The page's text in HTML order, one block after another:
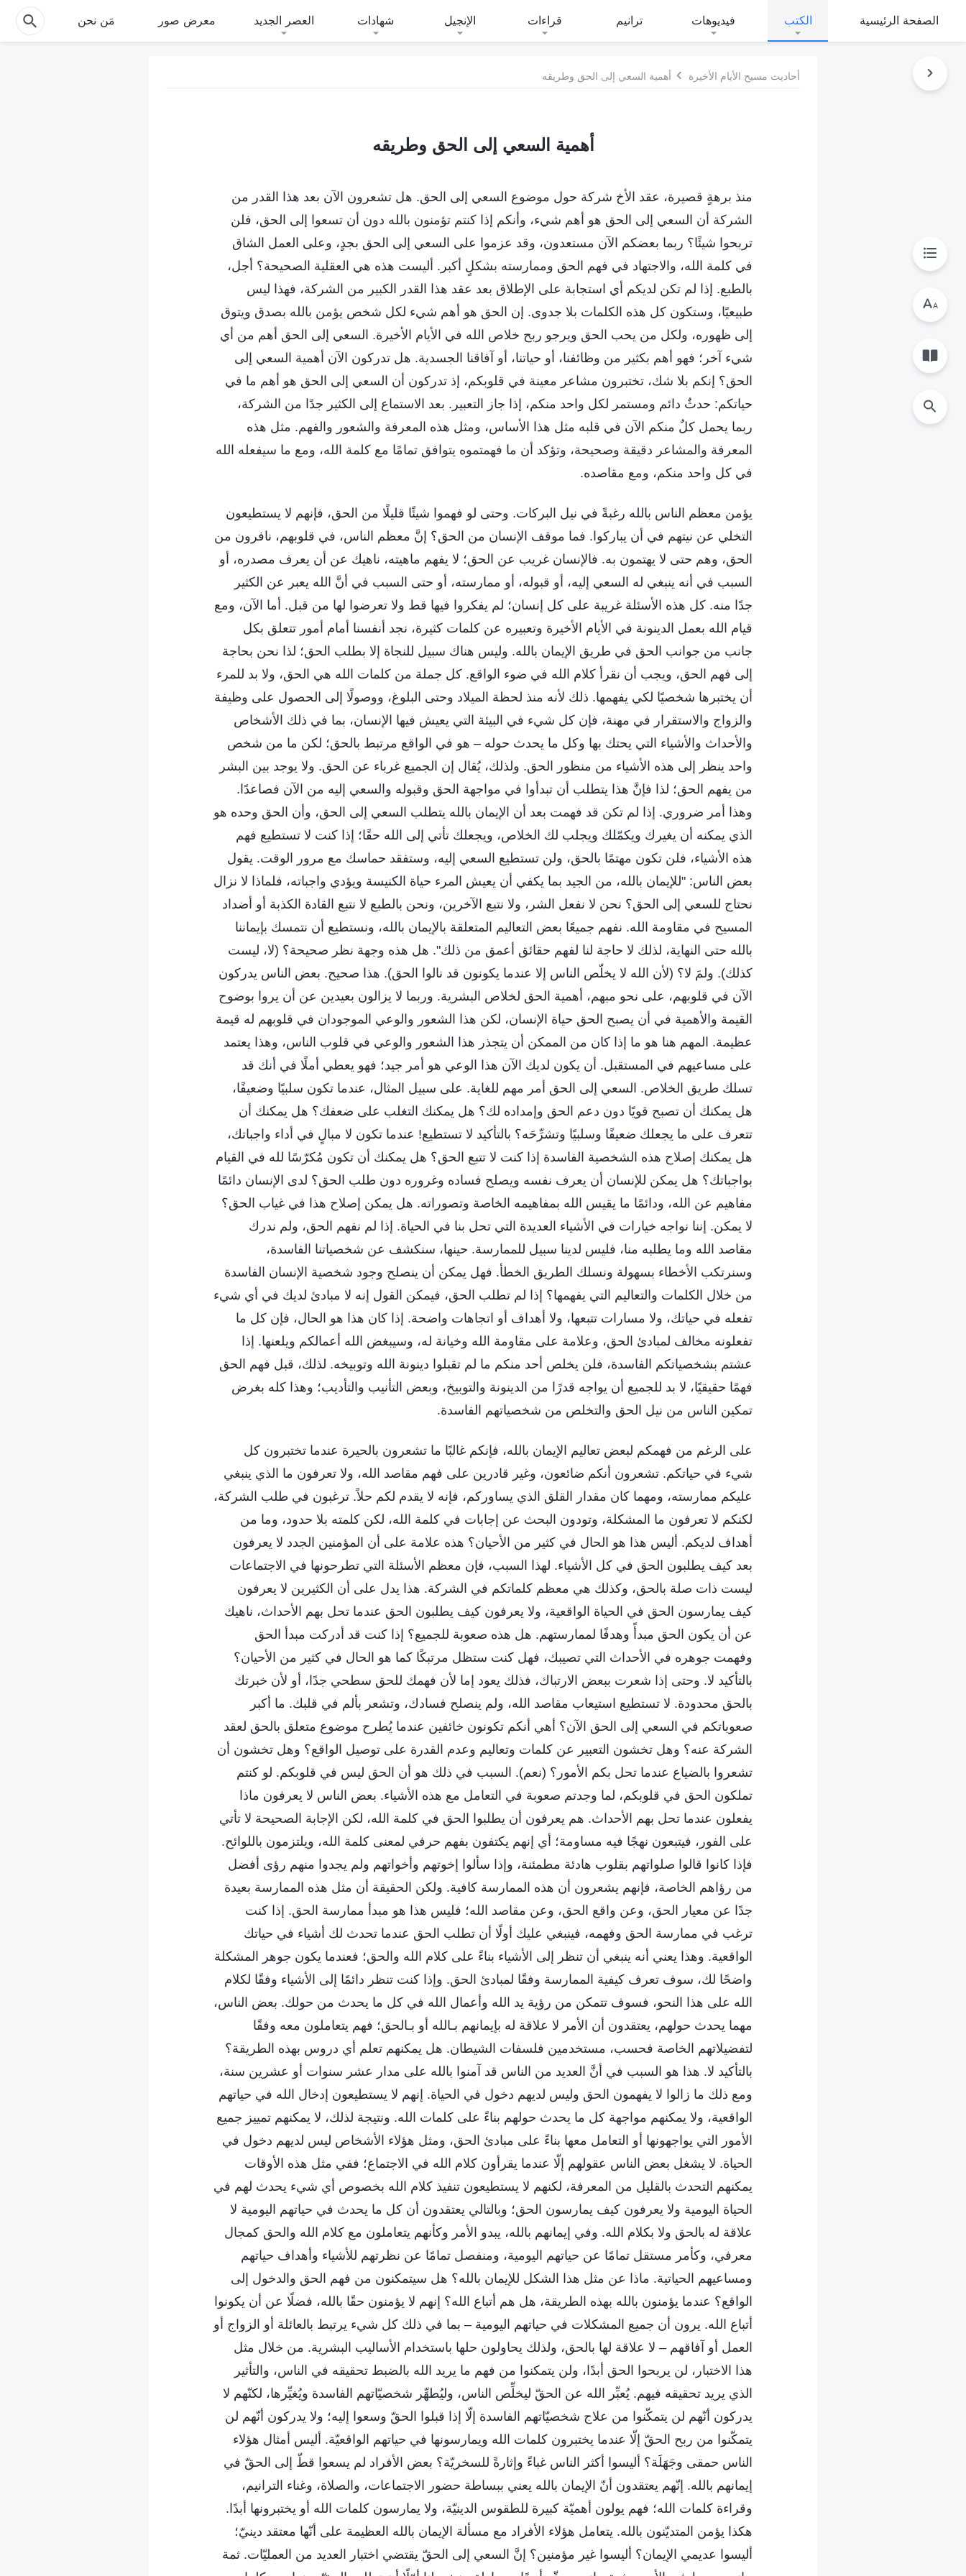
الصفحة الرئيسية الكتب فيديوهات ترانيم قراءات الإنجيل شهادات العصر الجديد معرض صور مَن نحن
أحاديث مسيح الأيام الأخيرة أهمية السعي إلى الحق وطريقه
أهمية السعي إلى الحق وطريقه
منذ برهةٍ قصيرة، عقد الأخ شركة حول موضوع السعي إلى الحق. هل تشعرون الآن بعد هذا القدر من
الشركة أن السعي إلى الحق هو أهم شيء، وأنكم إذا كنتم تؤمنون بالله دون أن تسعوا إلى الحق، فلن
تربحوا شيئًا؟ ربما بعضكم الآن مستعدون، وقد عزموا على السعي إلى الحق بجدٍ، وعلى العمل الشاق
في كلمة الله، والاجتهاد في فهم الحق وممارسته بشكلٍ أكبر. أليست هذه هي العقلية الصحيحة؟ أجل،
بالطبع. إذا لم تكن لديكم أي استجابة على الإطلاق بعد عقد هذا القدر الكبير من الشركة، فهذا ليس
طبيعيًا، وستكون كل هذه الكلمات بلا جدوى. إن الحق هو أهم شيء لكل شخص يؤمن بالله بصدق ويتوق
إلى ظهوره، ولكل من يحب الحق ويرجو ربح خلاص الله في الأيام الأخيرة. السعي إلى الحق أهم من أي
شيء آخر؛ فهو أهم بكثير من وظائفنا، أو حياتنا، أو آفاقنا الجسدية. هل تدركون الآن أهمية السعي إلى
الحق؟ إنكم بلا شك، تختبرون مشاعر معينة في قلوبكم، إذ تدركون أن السعي إلى الحق هو أهم ما في
حياتكم: حدثٌ دائم ومستمر لكل واحد منكم، إذا جاز التعبير. بعد الاستماع إلى الكثير جدًا من الشركة،
ربما يحمل كلٌ منكم الآن في قلبه مثل هذا الأساس، ومثل هذه المعرفة والشعور والفهم. مثل هذه
المعرفة والمشاعر دقيقة وصحيحة، وتؤكد أن ما فهمتموه يتوافق تمامًا مع كلمة الله، ومع ما سيفعله الله
في كل واحد منكم، ومع مقاصده.
يؤمن معظم الناس بالله رغبةً في نيل البركات. وحتى لو فهموا شيئًا قليلًا من الحق، فإنهم لا يستطيعون
التخلي عن نيتهم في أن يباركوا. فما موقف الإنسان من الحق؟ إنَّ معظم الناس، في قلوبهم، نافرون من
الحق، وهم حتى لا يهتمون به. فالإنسان غريب عن الحق؛ لا يفهم ماهيته، ناهيك عن أن يعرف مصدره، أو
السبب في أنه ينبغي له السعي إليه، أو قبوله، أو ممارسته، أو حتى السبب في أنَّ الله يعبر عن الكثير
جدًا منه. كل هذه الأسئلة غريبة على كل إنسان؛ لم يفكروا فيها قط ولا تعرضوا لها من قبل. أما الآن، ومع
قيام الله بعمل الدينونة في الأيام الأخيرة وتعبيره عن كلمات كثيرة، نجد أنفسنا أمام أمور تتعلق بكل
جانب من جوانب الحق في طريق الإيمان بالله. وليس هناك سبيل للنجاة إلا بطلب الحق؛ لذا نحن بحاجة
إلى فهم الحق، ويجب أن نقرأ كلام الله في ضوء الواقع. كل جملة من كلمات الله هي الحق، ولا بد للمرء
أن يختبرها شخصيًا لكي يفهمها. ذلك لأنه منذ لحظة الميلاد وحتى البلوغ، ووصولًا إلى الحصول على وظيفة
والزواج والاستقرار في مهنة، فإن كل شيء في البيئة التي يعيش فيها الإنسان، بما في ذلك الأشخاص
والأحداث والأشياء التي يحتك بها وكل ما يحدث حوله – هو في الواقع مرتبط بالحق؛ لكن ما من شخص
واحد ينظر إلى هذه الأشياء من منظور الحق. ولذلك، يُقال إن الجميع غرباء عن الحق. ولا يوجد بين البشر
من يفهم الحق؛ لذا فإنَّ هذا يتطلب أن تبدأوا في مواجهة الحق وقبوله والسعي إليه من الآن فصاعدًا.
وهذا أمر ضروري. إذا لم تكن قد فهمت بعد أن الإيمان بالله يتطلب السعي إلى الحق، وأن الحق وحده هو
الذي يمكنه أن يغيرك ويكمّلك ويجلب لك الخلاص، ويجعلك تأتي إلى الله حقًا؛ إذا كنت لا تستطيع فهم
هذه الأشياء، فلن تكون مهتمًا بالحق، ولن تستطيع السعي إليه، وستفقد حماسك مع مرور الوقت. يقول
بعض الناس: "للإيمان بالله، من الجيد بما يكفي أن يعيش المرء حياة الكنيسة ويؤدي واجباته، فلماذا لا نزال
نحتاج للسعي إلى الحق؟ نحن لا نفعل الشر، ولا نتبع الآخرين، ونحن بالطبع لا نتبع القادة الكذبة أو أضداد
المسيح في مقاومة الله. نفهم جميعًا بعض التعاليم المتعلقة بالإيمان بالله، ونستطيع أن نتمسك بإيماننا
بالله حتى النهاية، لذلك لا حاجة لنا لفهم حقائق أعمق من ذلك". هل هذه وجهة نظر صحيحة؟ (لا، ليست
كذلك). ولمَ لا؟ (لأن الله لا يخلّص الناس إلا عندما يكونون قد نالوا الحق). هذا صحيح. بعض الناس يدركون
الآن في قلوبهم، على نحو مبهم، أهمية الحق لخلاص البشرية. وربما لا يزالون بعيدين عن أن يروا بوضوح
القيمة والأهمية في أن يصبح الحق حياة الإنسان، لكن هذا الشعور والوعي الموجودان في قلوبهم له قيمة
عظيمة. المهم هنا هو ما إذا كان من الممكن أن يتجذر هذا الشعور والوعي في قلوب الناس، وهذا يعتمد
على مساعيهم في المستقبل. أن يكون لديك الآن هذا الوعي هو أمر جيد؛ فهو يعطي أملًا في أنك قد
تسلك طريق الخلاص. السعي إلى الحق أمر مهم للغاية. على سبيل المثال، عندما تكون سلبيًا وضعيفًا،
هل يمكنك أن تصبح قويًا دون دعم الحق وإمداده لك؟ هل يمكنك التغلب على ضعفك؟ هل يمكنك أن
تتعرف على ما يجعلك ضعيفًا وسلبيًا وتشرِّحَه؟ بالتأكيد لا تستطيع! عندما تكون لا مبالٍ في أداء واجباتك،
هل يمكنك إصلاح هذه الشخصية الفاسدة إذا كنت لا تتبع الحق؟ هل يمكنك أن تكون مُكرّسًا لله في القيام
بواجباتك؟ هل يمكن للإنسان أن يعرف نفسه ويصلح فساده وغروره دون طلب الحق؟ لدى الإنسان دائمًا
مفاهيم عن الله، ودائمًا ما يقيس الله بمفاهيمه الخاصة وتصوراته. هل يمكن إصلاح هذا في غياب الحق؟
لا يمكن. إننا نواجه خيارات في الأشياء العديدة التي تحل بنا في الحياة. إذا لم نفهم الحق، ولم ندرك
مقاصد الله وما يطلبه منا، فليس لدينا سبيل للممارسة. حينها، سنكشف عن شخصياتنا الفاسدة،
وسنرتكب الأخطاء بسهولة ونسلك الطريق الخطأ. فهل يمكن أن ينصلح وجود شخصية الإنسان الفاسدة
من خلال الكلمات والتعاليم التي يفهمها؟ إذا لم تطلب الحق، فيمكن القول إنه لا مبادئ لديك في أي شيء
تفعله في حياتك، ولا مسارات تتبعها، ولا أهداف أو اتجاهات واضحة. إذا كان هذا هو الحال، فإن كل ما
تفعلونه مخالف لمبادئ الحق، وعلامة على مقاومة الله وخيانة له، وسيبغض الله أعمالكم ويلعنها. إذا
عشتم بشخصياتكم الفاسدة، فلن يخلص أحد منكم ما لم تقبلوا دينونة الله وتوبيخه. لذلك، قبل فهم الحق
فهمًا حقيقيًا، لا بد للجميع أن يواجه قدرًا من الدينونة والتوبيخ، وبعض التأنيب والتأديب؛ وهذا كله بغرض
تمكين الناس من نيل الحق والتخلص من شخصياتهم الفاسدة.
على الرغم من فهمكم لبعض تعاليم الإيمان بالله، فإنكم غالبًا ما تشعرون بالحيرة عندما تختبرون كل
شيء في حياتكم. تشعرون أنكم ضائعون، وغير قادرين على فهم مقاصد الله، ولا تعرفون ما الذي ينبغي
عليكم ممارسته، ومهما كان مقدار القلق الذي يساوركم، فإنه لا يقدم لكم حلاً. ترغبون في طلب الشركة،
لكنكم لا تعرفون ما المشكلة، وتودون البحث عن إجابات في كلمة الله، لكن كلمته بلا حدود، وما من
أهداف لديكم. أليس هذا هو الحال في كثير من الأحيان؟ هذه علامة على أن المؤمنين الجدد لا يعرفون
بعد كيف يطلبون الحق في كل الأشياء. لهذا السبب، فإن معظم الأسئلة التي تطرحونها في الاجتماعات
ليست ذات صلة بالحق، وكذلك هي معظم كلماتكم في الشركة. هذا يدل على أن الكثيرين لا يعرفون
كيف يمارسون الحق في الحياة الواقعية، ولا يعرفون كيف يطلبون الحق عندما تحل بهم الأحداث، ناهيك
عن أن يكون الحق مبدأً وهدفًا لممارستهم. هل هذه صعوبة للجميع؟ إذا كنت قد أدركت مبدأ الحق
وفهمت جوهره في الأحداث التي تصيبك، فهل كنت ستظل مرتبكًا كما هو الحال في كثير من الأحيان؟
بالتأكيد لا. وحتى إذا شعرت ببعض الارتباك، فذلك يعود إما لأن فهمك للحق سطحي جدًا، أو لأن خبرتك
بالحق محدودة. لا تستطيع استيعاب مقاصد الله، ولم ينصلح فسادك، وتشعر بألم في قلبك. ما أكبر
صعوباتكم في السعي إلى الحق الآن؟ أهي أنكم تكونون خائفين عندما يُطرح موضوع متعلق بالحق لعقد
الشركة عنه؟ وهل تخشون التعبير عن كلمات وتعاليم وعدم القدرة على توصيل الواقع؟ وهل تخشون أن
تشعروا بالضياع عندما تحل بكم الأمور؟ (نعم). السبب في ذلك هو أن الحق ليس في قلوبكم. لو كنتم
تملكون الحق في قلوبكم، لما وجدتم صعوبة في التعامل مع هذه الأشياء. بعض الناس لا يعرفون ماذا
يفعلون عندما تحل بهم الأحداث. هم يعرفون أن يطلبوا الحق في كلمة الله، لكن الإجابة الصحيحة لا تأتي
على الفور، فيتبعون نهجًا فيه مساومة؛ أي إنهم يكتفون بفهم حرفي لمعنى كلمة الله، ويلتزمون باللوائح.
فإذا كانوا قالوا صلواتهم بقلوب هادئة مطمئنة، وإذا سألوا إخوتهم وأخواتهم ولم يجدوا منهم رؤى أفضل
من رؤاهم الخاصة، فإنهم يشعرون أن هذه الممارسة كافية. ولكن الحقيقة أن مثل هذه الممارسة بعيدة
جدًا عن معيار الحق، وعن واقع الحق، وعن مقاصد الله؛ فليس هذا هو مبدأ ممارسة الحق. إذا كنت
ترغب في ممارسة الحق وفهمه، فينبغي عليك أولًا أن تطلب الحق عندما تحدث لك أشياء في حياتك
الواقعية. وهذا يعني أنه ينبغي أن تنظر إلى الأشياء بناءً على كلام الله والحق؛ فعندما يكون جوهر المشكلة
واضحًا لك، سوف تعرف كيفية الممارسة وفقًا لمبادئ الحق. وإذا كنت تنظر دائمًا إلى الأشياء وفقًا لكلام
الله على هذا النحو، فسوف تتمكن من رؤية يد الله وأعمال الله في كل ما يحدث من حولك. بعض الناس،
مهما يحدث حولهم، يعتقدون أن الأمر لا علاقة له بإيمانهم بـالله أو بـالحق؛ فهم يتعاملون معه وفقًا
لتفضيلاتهم الخاصة فحسب، مستخدمين فلسفات الشيطان. هل يمكنهم تعلم أي دروس بهذه الطريقة؟
بالتأكيد لا. هذا هو السبب في أنَّ العديد من الناس قد آمنوا بالله على مدار عشر سنوات أو عشرين سنة،
ومع ذلك ما زالوا لا يفهمون الحق وليس لديهم دخول في الحياة. إنهم لا يستطيعون إدخال الله في حياتهم
الواقعية، ولا يمكنهم مواجهة كل ما يحدث حولهم بناءً على كلمات الله. ونتيجة لذلك، لا يمكنهم تمييز جميع
الأمور التي يواجهونها أو التعامل معها بناءً على مبادئ الحق، ومثل هؤلاء الأشخاص ليس لديهم دخول في
الحياة. لا يشغل بعض الناس عقولهم إلّا عندما يقرأون كلام الله في الاجتماع؛ ففي مثل هذه الأوقات
يمكنهم التحدث بالقليل من المعرفة، لكنهم لا يستطيعون تنفيذ كلام الله بخصوص أي شيء يحدث لهم في
الحياة اليومية ولا يعرفون كيف يمارسون الحق؛ وبالتالي يعتقدون أن كل ما يحدث في حياتهم اليومية لا
علاقة له بالحق ولا بكلام الله. وفي إيمانهم بالله، يبدو الأمر وكأنهم يتعاملون مع كلام الله والحق كمجال
معرفي، وكأمر مستقل تمامًا عن حياتهم اليومية، ومنفصل تمامًا عن نظرتهم للأشياء وأهداف حياتهم
ومساعيهم الحياتية. ماذا عن مثل هذا الشكل للإيمان بالله؟ هل سيتمكنون من فهم الحق والدخول إلى
الواقع؟ عندما يؤمنون بالله بهذه الطريقة، هل هم أتباع الله؟ إنهم لا يؤمنون حقًا بالله، فضلًا عن أن يكونوا
أتباع الله. يرون أن جميع المشكلات في حياتهم اليومية – بما في ذلك كل شيء يرتبط بالعائلة أو الزواج أو
العمل أو آفاقهم – لا علاقة لها بالحق، ولذلك يحاولون حلها باستخدام الأساليب البشرية. من خلال مثل
هذا الاختبار، لن يربحوا الحق أبدًا، ولن يتمكنوا من فهم ما يريد الله بالضبط تحقيقه في الناس، والتأثير
الذي يريد تحقيقه فيهم. يُعبِّر الله عن الحقّ ليخلِّص الناس، وليُطهِّر شخصيّاتهم الفاسدة ويُغيِّرها، لكنّهم لا
يدركون أنّهم لن يتمكّنوا من علاج شخصيّاتهم الفاسدة إلّا إذا قبلوا الحقّ وسعوا إليه؛ ولا يدركون أنّهم لن
يتمكّنوا من ربح الحقّ إلّا عندما يختبرون كلمات الله ويمارسونها في حياتهم الواقعيّة. أليس أمثال هؤلاء
الناس حمقى وجَهَلَة؟ أليسوا أكثر الناس غباءً وإثارةً للسخريّة؟ بعض الأفراد لم يسعوا قطّ إلى الحقّ في
إيمانهم بالله. إنّهم يعتقدون أنّ الإيمان بالله يعني ببساطة حضور الاجتماعات، والصلاة، وغناء الترانيم،
وقراءة كلمات الله؛ فهم يولون أهميّة كبيرة للطقوس الدينيّة، ولا يمارسون كلمات الله أو يختبرونها أبدًا.
هكذا يؤمن المتديّنون بالله. يتعامل هؤلاء الأفراد مع مسألة الإيمان بالله العظيمة على أنّها معتقد دينيّ؛
أليسوا عديمي الإيمان؟ أليسوا غير مؤمنين؟ إنَّ السعي إلى الحقّ يقتضي اختبار العديد من العمليّات. ثمة